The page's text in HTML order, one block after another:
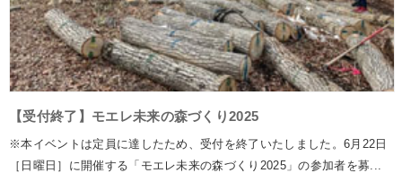
【受付終了】モエレ未来の森づくり2025
※本イベントは定員に達したため、受付を終了いたしました。6月22日
［日曜日］に開催する「モエレ未来の森づくり2025」の参加者を募...